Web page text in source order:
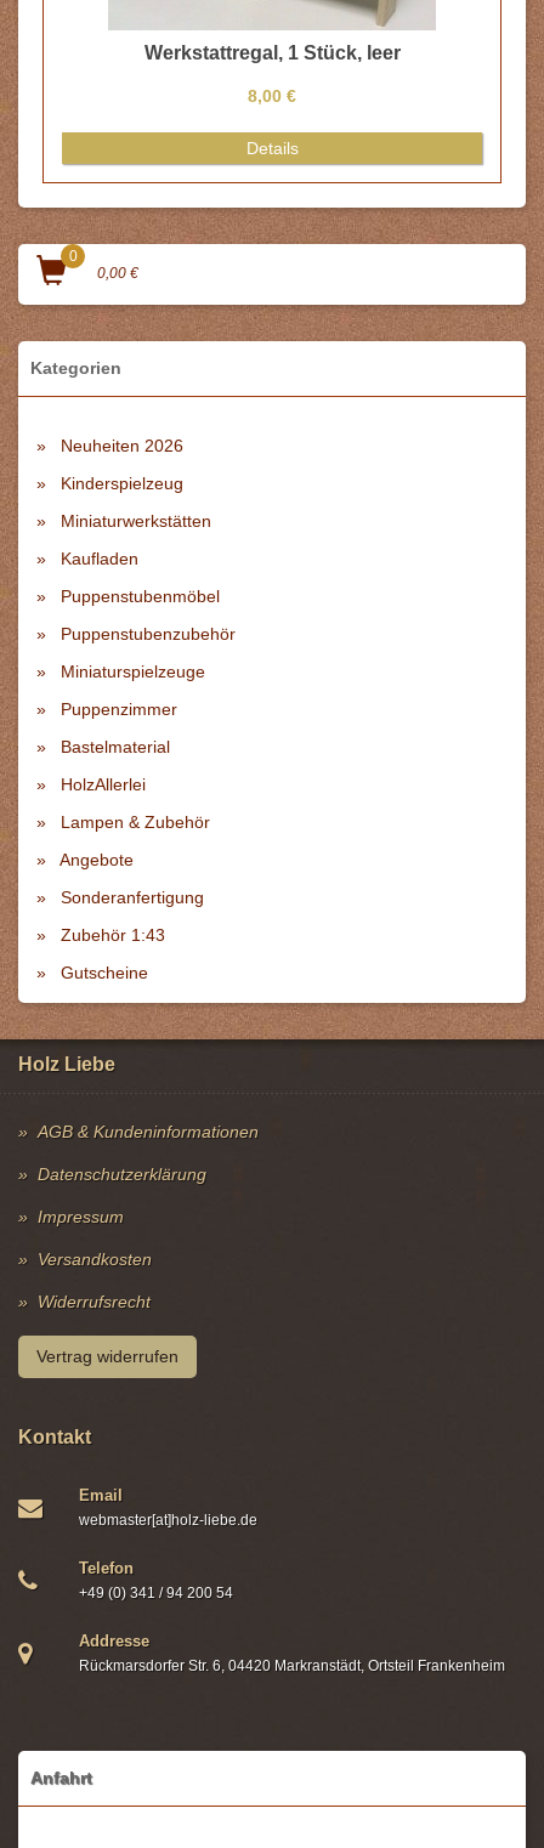
Werkstattregal, 1 Stück, leer
8,00 €
Details
0
0,00 €
Kategorien
Neuheiten 2026
Kinderspielzeug
Miniaturwerkstätten
Kaufladen
Puppenstubenmöbel
Puppenstubenzubehör
Miniaturspielzeuge
Puppenzimmer
Bastelmaterial
HolzAllerlei
Lampen & Zubehör
Angebote
Sonderanfertigung
Zubehör 1:43
Gutscheine
Holz Liebe
AGB & Kundeninformationen
Datenschutzerklärung
Impressum
Versandkosten
Widerrufsrecht
Vertrag widerrufen
Kontakt
Email
webmaster[at]holz-liebe.de
Telefon
+49 (0) 341 / 94 200 54
Addresse
Rückmarsdorfer Str. 6, 04420 Markranstädt, Ortsteil Frankenheim
Anfahrt